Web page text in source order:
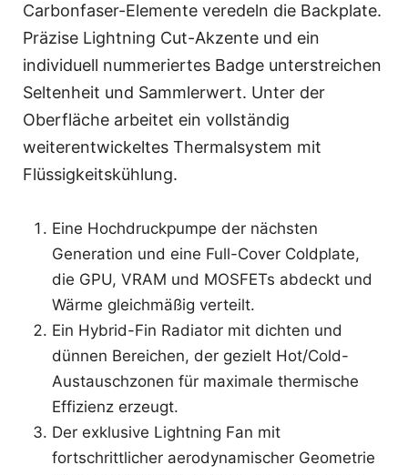
Carbonfaser-Elemente veredeln die Backplate.
Präzise Lightning Cut-Akzente und ein
individuell nummeriertes Badge unterstreichen
Seltenheit und Sammlerwert. Unter der
Oberfläche arbeitet ein vollständig
weiterentwickeltes Thermalsystem mit
Flüssigkeitskühlung.
Eine Hochdruckpumpe der nächsten
Generation und eine Full-Cover Coldplate,
die GPU, VRAM und MOSFETs abdeckt und
Wärme gleichmäßig verteilt.
Ein Hybrid-Fin Radiator mit dichten und
dünnen Bereichen, der gezielt Hot/Cold-
Austauschzonen für maximale thermische
Effizienz erzeugt.
Der exklusive Lightning Fan mit
fortschrittlicher aerodynamischer Geometrie